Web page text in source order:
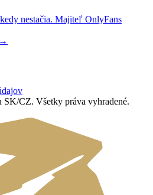
nestačia. Majiteľ OnlyFans
→
SK/CZ. Všetky práva vyhradené.